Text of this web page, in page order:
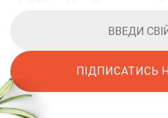
ПІДПИСАТИСЬ